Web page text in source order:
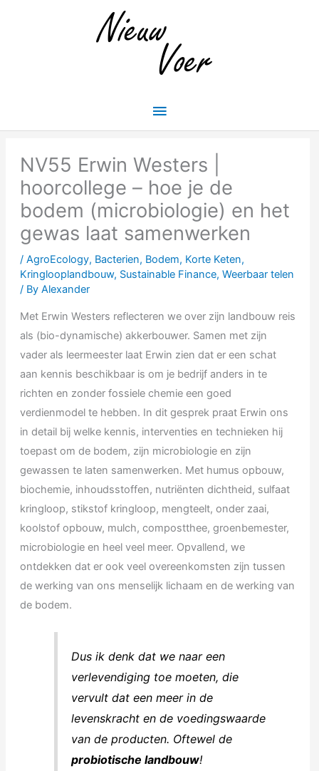
Menu
NV55 Erwin Westers |
hoorcollege – hoe je de
bodem (microbiologie) en het
gewas laat samenwerken
/ AgroEcology, Bacterien, Bodem, Korte Keten,
Kringlooplandbouw, Sustainable Finance, Weerbaar telen
/ By Alexander
Met Erwin Westers reflecteren we over zijn landbouw reis
als (bio-dynamische) akkerbouwer. Samen met zijn
vader als leermeester laat Erwin zien dat er een schat
aan kennis beschikbaar is om je bedrijf anders in te
richten en zonder fossiele chemie een goed
verdienmodel te hebben. In dit gesprek praat Erwin ons
in detail bij welke kennis, interventies en technieken hij
toepast om de bodem, zijn microbiologie en zijn
gewassen te laten samenwerken. Met humus opbouw,
biochemie, inhoudsstoffen, nutriënten dichtheid, sulfaat
kringloop, stikstof kringloop, mengteelt, onder zaai,
koolstof opbouw, mulch, compostthee, groenbemester,
microbiologie en heel veel meer. Opvallend, we
ontdekken dat er ook veel overeenkomsten zijn tussen
de werking van ons menselijk lichaam en de werking van
de bodem.
Dus ik denk dat we naar een
verlevendiging toe moeten, die
vervult dat een meer in de
levenskracht en de voedingswaarde
van de producten. Oftewel de
probiotische landbouw!